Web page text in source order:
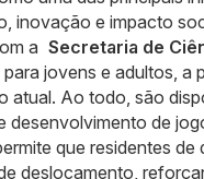
inovação e impacto
a Secretaria de
jovens e adultos, a
atual. Ao todo, são
desenvolvimento de
que residentes
deslocamento,